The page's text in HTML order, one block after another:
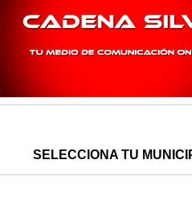
SELECCIONA TU